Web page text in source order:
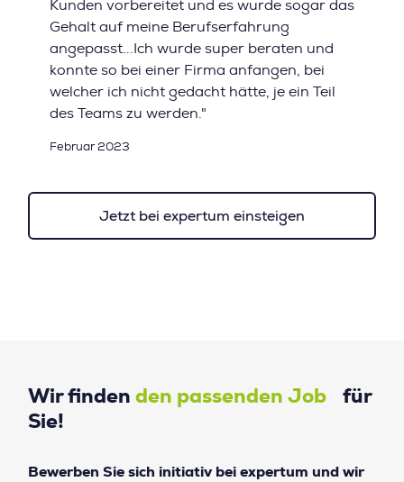
Kunden vorbereitet und es wurde sogar das
Gehalt auf meine Berufserfahrung
angepasst...Ich wurde super beraten und
konnte so bei einer Firma anfangen, bei
welcher ich nicht gedacht hätte, je ein Teil
des Teams zu werden."
Februar 2023
Jetzt bei expertum einsteigen
Wir finden den passenden Job für
Sie!
Bewerben Sie sich initiativ bei expertum und wir